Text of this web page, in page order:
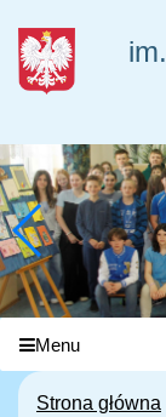
Menu
Strona główna